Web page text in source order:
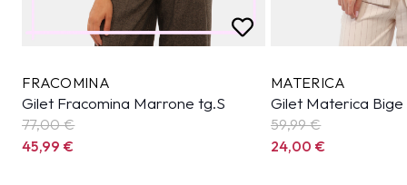
FRACOMINA
Gilet Fracomina Marrone tg.S
77,00 €
45,99€
MATERICA
Gilet Materica Bige
59,99€
24,00€